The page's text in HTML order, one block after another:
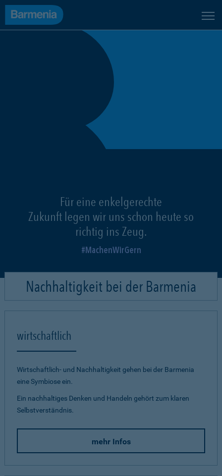
Für eine enkelgerechte
Zukunft legen wir uns schon heute so
richtig ins Zeug.
MachenWirGern
Nachhaltigkeit bei der Barmenia
wirtschaftlich
Wirtschaftlich- und Nachhaltigkeit gehen bei der Barmenia
eine Symbiose ein.
Ein nachhaltiges Denken und Handeln gehört zum klaren
Selbstverständnis.
mehr Infos